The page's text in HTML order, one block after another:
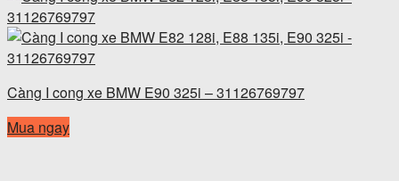
Càng I cong xe BMW E90 325i – 31126769797
Mua ngay